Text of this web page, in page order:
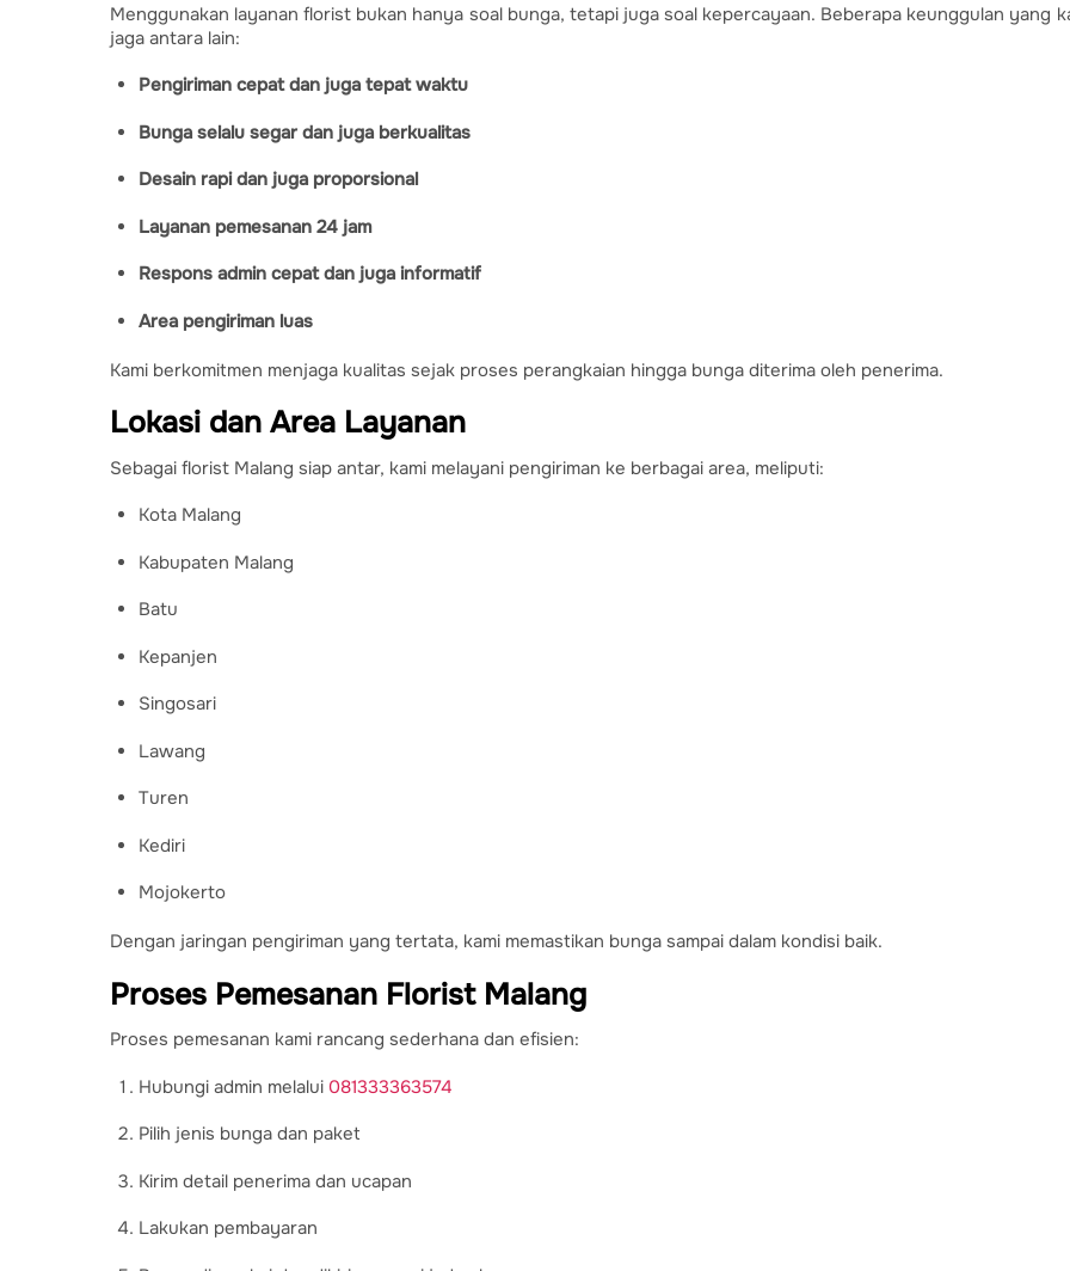
Menggunakan layanan florist bukan hanya soal bunga, tetapi juga soal kepercayaan. Beberapa keunggulan yang
jaga antara lain:
Pengiriman cepat dan juga tepat waktu
Bunga selalu segar dan juga berkualitas
Desain rapi dan juga proporsional
Layanan pemesanan 24 jam
Respons admin cepat dan juga informatif
Area pengiriman luas
Kami berkomitmen menjaga kualitas sejak proses perangkaian hingga bunga diterima oleh penerima.
Lokasi dan Area Layanan
Sebagai florist Malang siap antar, kami melayani pengiriman ke berbagai area, meliputi:
Kota Malang
Kabupaten Malang
Batu
Kepanjen
Singosari
Lawang
Turen
Kediri
Mojokerto
Dengan jaringan pengiriman yang tertata, kami memastikan bunga sampai dalam kondisi baik.
Proses Pemesanan Florist Malang
Proses pemesanan kami rancang sederhana dan efisien:
Hubungi admin melalui 081333363574
Pilih jenis bunga dan paket
Kirim detail penerima dan ucapan
Lakukan pembayaran